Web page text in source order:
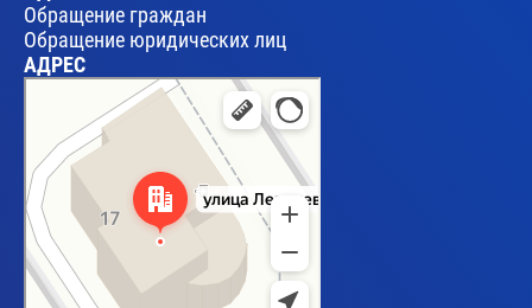
Обращение граждан
Обращение юридических лиц
АДРЕС
Брест
Улица Леваневского, 17 — Яндекс Карты